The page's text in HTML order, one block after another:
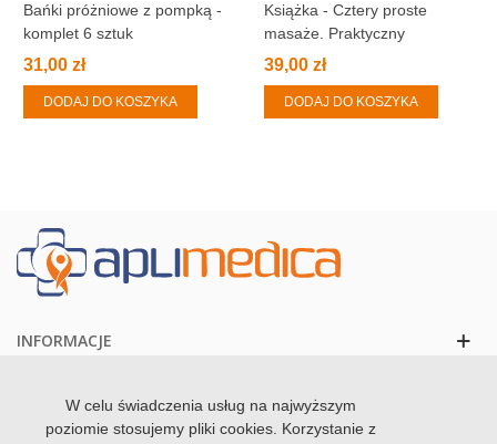
Bańki próżniowe z pompką -
komplet 6 sztuk
31,00 zł
DODAJ DO KOSZYKA
Książka - Cztery proste
masaże. Praktyczny
przewodnik.
39,00 zł
DODAJ DO KOSZYKA
INFORMACJE
KONTAKTW celu świadczenia usług na najwyższym
poziomie stosujemy pliki cookies. Korzystanie z